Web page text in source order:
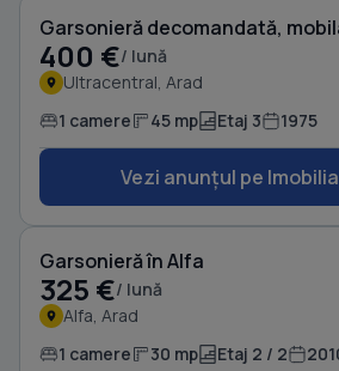
400 €/ lună
Ultracentral, Arad
1 camere 45 mp Etaj 3 1975
Vezi anunțul pe
Garsonieră în Alfa
325 €/ lună
Alfa, Arad
1 camere 30 mp Etaj 2 / 2